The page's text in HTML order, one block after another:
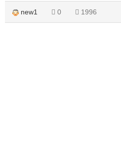
new1 0 1996